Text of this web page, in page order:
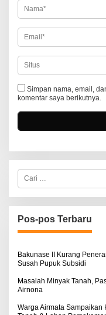
Simpan nama, email,
komentar saya berikutnya.
C
r
i
u
n
u
:
Pos-pos Terbaru
Bakunase II Kurang
Susah Pupuk Subsidi
Masalah Minyak Tanah,
Airnona
Warga Airmata